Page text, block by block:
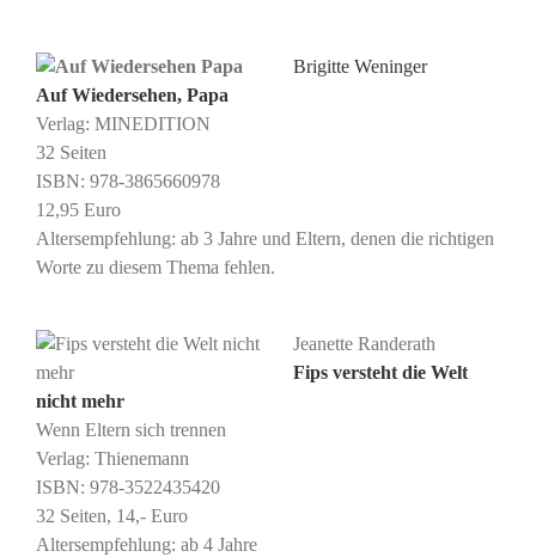
Brigitte Weninger
Auf Wiedersehen, Papa
Verlag: MINEDITION
32 Seiten
ISBN: ‎978-3865660978
12,95 Euro
Altersempfehlung: ab 3 Jahre und Eltern, denen die richtigen
Worte zu diesem Thema fehlen.
Jeanette Randerath
Fips versteht die Welt
nicht mehr
Wenn Eltern sich trennen
Verlag: Thienemann
ISBN: ‎978-3522435420
32 Seiten, 14,- Euro
Altersempfehlung: ab 4 Jahre